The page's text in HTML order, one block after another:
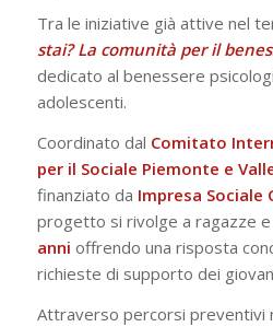
Tra le iniziative già attive nel
stai? La comunità per il
dedicato al benessere
adolescenti.
Coordinato dal Comitato
per il Sociale Piemonte e
finanziato da Impresa Sociale
progetto si rivolge a ragazze e
anni offrendo una risposta
richieste di supporto dei
Attraverso percorsi preventivi